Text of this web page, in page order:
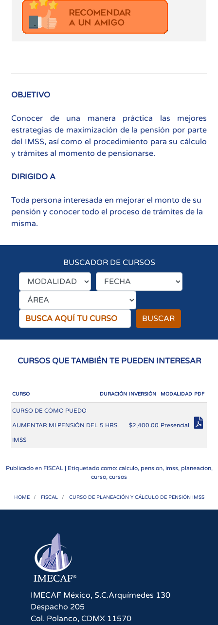
OBJETIVO
Conocer de una manera práctica las mejores
estrategias de maximización de la pensión por parte
del IMSS, así como el procedimiento para su cálculo
y trámites al momento de pensionarse.
DIRIGIDO A
Toda persona interesada en mejorar el monto de su
pensión y conocer todo el proceso de trámites de la
misma.
BUSCADOR DE CURSOS
BUSCAR
CURSOS QUE TAMBIÉN TE PUEDEN INTERESAR
CURSO DURACIÓN INVERSIÓN MODALIDAD PDF
CURSO DE CÓMO PUEDO
AUMENTAR MI PENSIÓN DEL
IMSS
5 HRS. $2,400.00 Presencial
Publicado en FISCAL| Etiquetado como: calculo, pension, imss, planeacion,
curso, cursos
HOME FISCAL CURSO DE PLANEACIÓN Y CÁLCULO DE PENSIÓN IMSS
IMECAF México, S.C.Arquímedes 130
Despacho 205
Col. Polanco, CDMX 11570